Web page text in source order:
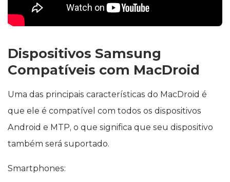
Dispositivos Samsung
Compatíveis com MacDroid
Uma das principais características do MacDroid é
que ele é compatível com todos os dispositivos
Android e MTP, o que significa que seu dispositivo
também será suportado.
Smartphones: